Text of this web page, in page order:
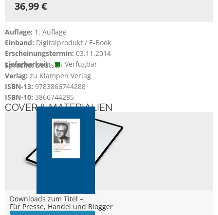
36,99 €
Auflage: 1. Auflage
Einband: Digitalprodukt / E-Book
Erscheinungstermin: 03.11.2014
Lieferbarkeit:
Verfügbar
Sprache:Deutsch
Verlag: zu Klampen Verlag
ISBN-13: 9783866744288
ISBN-10: 3866744285
COVER & MATERIALIEN
Downloads zum Titel –
Für Presse, Handel und Blogger